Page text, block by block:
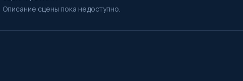
Описание сцены пока недоступно.